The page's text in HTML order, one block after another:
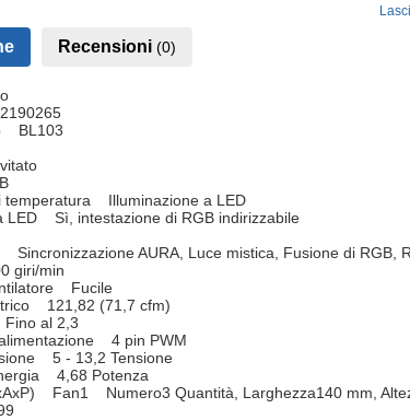
Recensioni (0)
BL103
temperatura Illuminazione a LED
LED Sì, intestazione di RGB indirizzabile
Sincronizzazione AURA, Luce mistica, Fusione di RGB,
giri/min
Fucile
121,82 (71,7 cfm)
al 2,3
4 pin PWM
5 - 13,2 Tensione
4,68 Potenza
Fan1 Numero3 Quantità, Larghezza140 mm,